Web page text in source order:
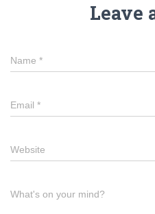
Leave
Name *
Email *
Website
What's on your mind?